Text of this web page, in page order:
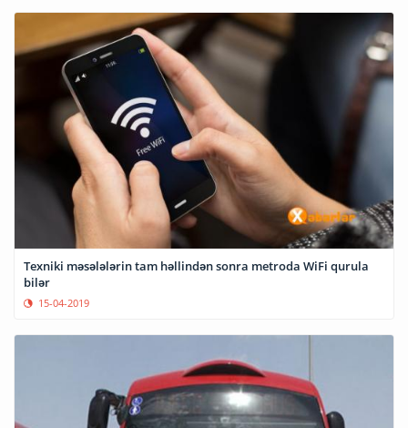
Texniki məsələlərin tam həllindən sonra metroda WiFi qurula
bilər
15-04-2019